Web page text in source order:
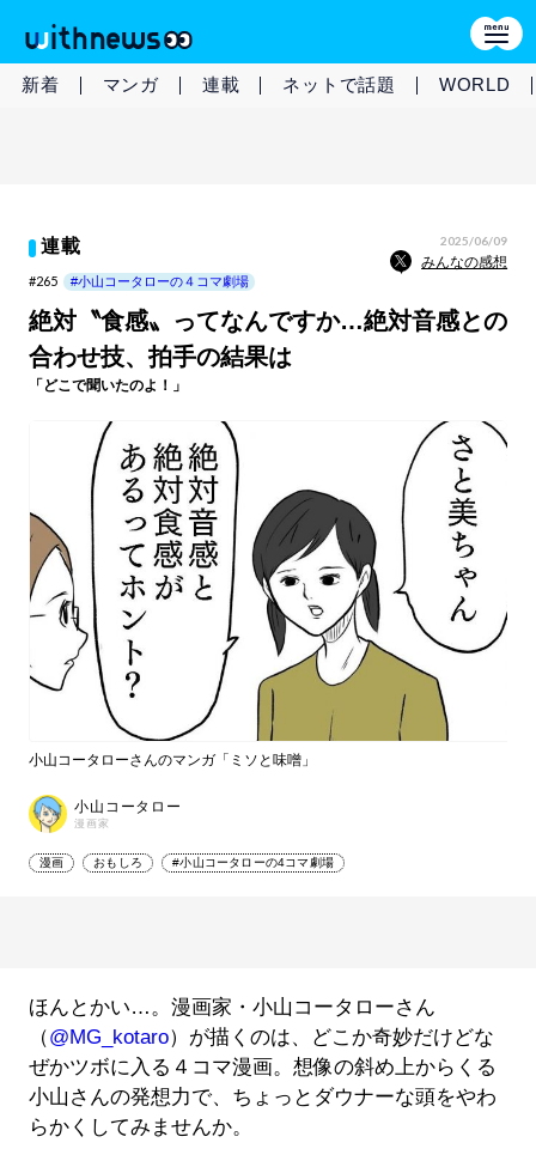
新着 マンガ 連載 ネットで話題 WORLD
連載 2025/06/09
みんなの感想
#265 #小山コータローの４コマ劇場
絶対〝食感〟ってなんですか…絶対音感との
合わせ技、拍手の結果は
「どこで聞いたのよ！」
小山コータローさんのマンガ「ミソと味噌」
小山コータロー
漫画家
漫画 おもしろ #小山コータローの4コマ劇場
ほんとかい…。漫画家・小山コータローさん
（@MG_kotaro）が描くのは、どこか奇妙だけどな
ぜかツボに入る４コマ漫画。想像の斜め上からくる
小山さんの発想力で、ちょっとダウナーな頭をやわ
らかくしてみませんか。